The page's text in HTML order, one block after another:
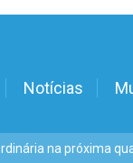
Notícias
na próxima